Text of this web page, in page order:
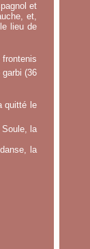
et
et,
lieu de
(36
quitté le
la
la